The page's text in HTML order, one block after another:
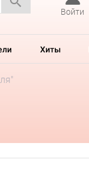
Войти
Хиты